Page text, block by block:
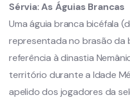
Sérvia: As Águias Brancas
Uma águia branca bicéfala
representada no brasão da
referência à dinastia
território durante a Idade
apelido dos jogadores da